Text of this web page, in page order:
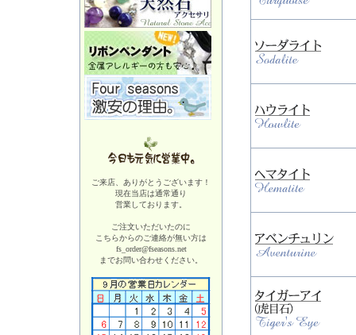
ご来店、ありがとうございます！
現在当店は通常通り
営業しております。
ご注文いただいたのに
こちらからのご連絡が無い方は
fs_order@fseasons.net
までお問い合わせください。